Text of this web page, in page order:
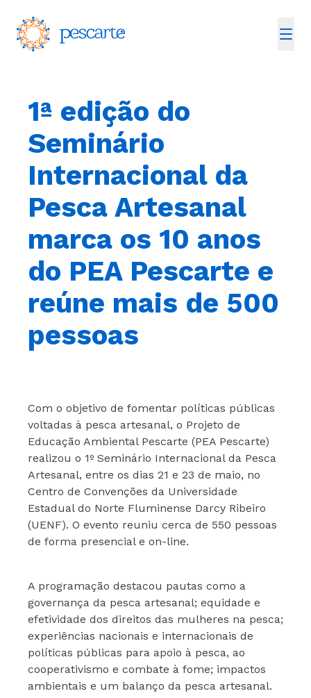
1ª edição do
Seminário
Internacional da
Pesca Artesanal
marca os 10 anos
do PEA Pescarte e
reúne mais de 500
pessoas
Com o objetivo de fomentar políticas públicas
voltadas à pesca artesanal, o Projeto de
Educação Ambiental Pescarte (PEA Pescarte)
realizou o 1º Seminário Internacional da Pesca
Artesanal, entre os dias 21 e 23 de maio, no
Centro de Convenções da Universidade
Estadual do Norte Fluminense Darcy Ribeiro
(UENF). O evento reuniu cerca de 550 pessoas
de forma presencial e on-line.
A programação destacou pautas como a
governança da pesca artesanal; equidade e
efetividade dos direitos das mulheres na pesca;
experiências nacionais e internacionais de
políticas públicas para apoio à pesca, ao
cooperativismo e combate à fome; impactos
ambientais e um balanço da pesca artesanal.